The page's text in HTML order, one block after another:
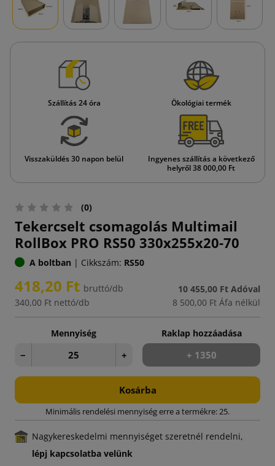
Szállítás 24 óra Ökológiai termék
Visszaküldés 30 napon belül
Ingyenes szállítás a következő
helyről 38 000,00 Ft
(0)
Tekercselt csomagolás Multimail
RollBox PRO RS50 330x255x20-70
A boltban | Cikkszám: RS50
418,20 Ft bruttó/db
340,00 Ft nettó/db
10 455,00 Ft Adóval
8 500,00 Ft Áfa nélkül
Mennyiség
− +
Raklap hozzáadása
+ 1350
Kosárba
Minimális rendelési mennyiség erre a termékre: 25.
Nagykereskedelmi mennyiséget szeretnél rendelni,
lépj kapcsolatba velünk